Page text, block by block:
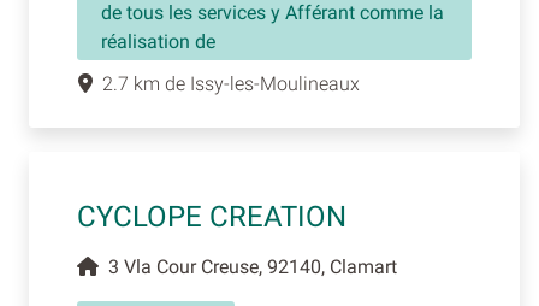
de tous les services y Afférant comme la
réalisation de
2.7 km de Issy-les-Moulineaux
CYCLOPE CREATION
3 Vla Cour Creuse, 92140, Clamart